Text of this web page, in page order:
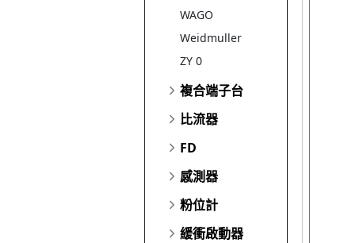
WAGO
Weidmuller
ZY 0
複合端子台
比流器
FD
感測器
粉位計
緩衝啟動器